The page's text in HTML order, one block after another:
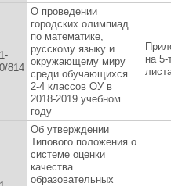
814
О проведении
городских олимпиад
по математике,
русскому языку и
окружающему миру
среди обучающихся
2-4 классов ОУ в
2018-2019 учебном
году
на 5-
Об утверждении
Типового положения о
системе оценки
качества
образовательных